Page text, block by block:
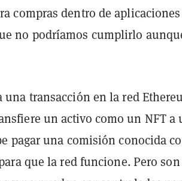
compras dentro de
no podríamos cumplirlo
transacción en la red
un activo como un NFT a
pagar una comisión conocida
que la red funcione. Pero